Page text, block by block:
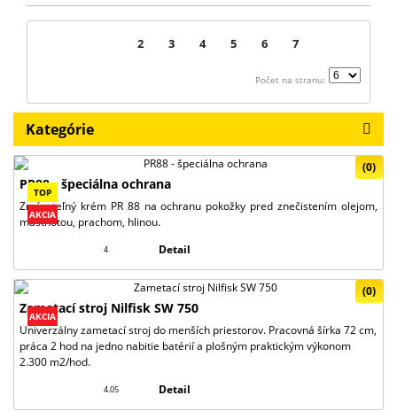
2 3 4 5 6 7
Počet na stranu:
Kategórie
TOP
AKCIA
(0)
PR88 - špeciálna ochrana
Zmývateľný krém PR 88 na ochranu pokožky pred znečistením olejom,
mastnotou, prachom, hlinou.
4 Detail
AKCIA
(0)
Zametací stroj Nilfisk SW 750
Univerzálny zametací stroj do menších priestorov. Pracovná šírka 72 cm,
práca 2 hod na jedno nabitie batérií a plošným praktickým výkonom
2.300 m2/hod.
4.05 Detail